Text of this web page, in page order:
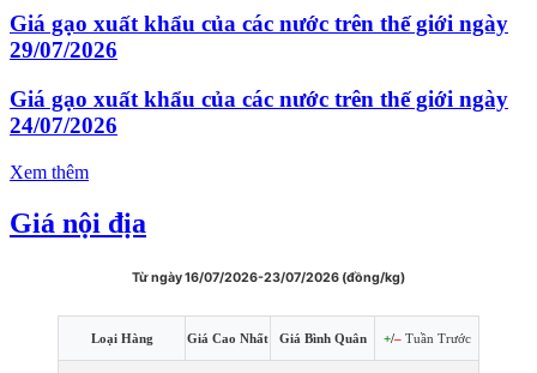
Giá gạo xuất khẩu của các nước trên thế giới ngày
29/07/2026
Giá gạo xuất khẩu của các nước trên thế giới ngày
24/07/2026
Xem thêm
Giá nội địa
Từ ngày 16/07/2026-23/07/2026 (đồng/kg)
Loại Hàng Giá Cao Nhất Giá Bình Quân +/–Tuần Trước